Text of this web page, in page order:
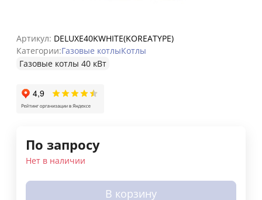
Артикул: DELUXE40KWHITE(KOREATYPE)
Категории:Газовые котлыКотлы
Газовые котлы 40 кВт
По запросу
Нет в наличии
В корзину